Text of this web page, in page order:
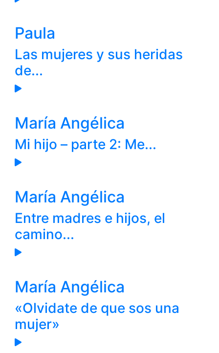
Paula
Las mujeres y sus heridas
de...
María Angélica
Mi hijo – parte 2: Me...
María Angélica
Entre madres e hijos, el
camino...
María Angélica
«Olvidate de que sos una
mujer»